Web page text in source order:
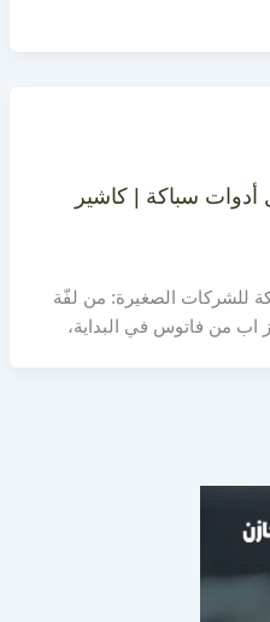
سباكة | كاشير
للشركات الصغيرة: من لفّة
اب من فاتوس في البداية،